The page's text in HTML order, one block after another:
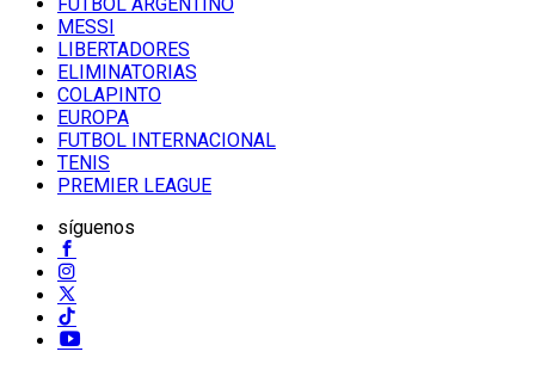
MESSI
LIBERTADORES
ELIMINATORIAS
COLAPINTO
EUROPA
FUTBOL INTERNACIONAL
TENIS
PREMIER LEAGUE
síguenos